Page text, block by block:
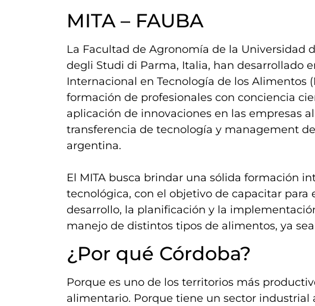
MITA – FAUBA
La Facultad de Agronomía de la Universidad
degli Studi di Parma, Italia, han desarrollado
Internacional en Tecnología de los Alimentos
formación de profesionales con conciencia
aplicación de innovaciones en las empresas
transferencia de tecnología y management
argentina.
El MITA busca brindar una sólida formación
tecnológica, con el objetivo de capacitar para
desarrollo, la planificación y la
manejo de distintos tipos de alimentos, ya
¿Por qué Córdoba?
Porque es uno de los territorios más
alimentario. Porque tiene un sector industrial